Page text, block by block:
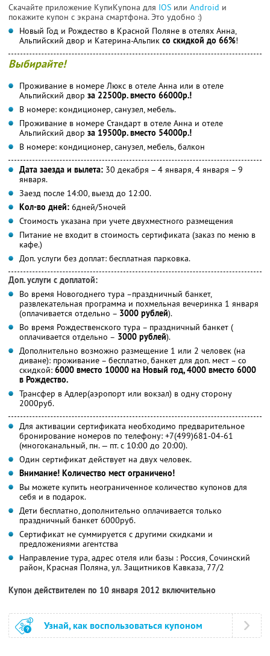
Скачайте приложение КупиКупона для IOS или Android и
покажите купон с экрана смартфона. Это удобно :)
Новый Год и Рождество в Красной Поляне в отелях Анна,
Альпийский двор и Катерина-Альпик со скидкой до 66%!
Выбирайте!
Проживание в номере Люкс в отеле Анна или в отеле
Альпийский двор за 22500р. вместо 66000р.!
В номере: кондиционер, санузел, мебель.
Проживание в номере Стандарт в отеле Анна и отеле
Альпийский двор за 19500р. вместо 54000р.!
В номере: кондиционер, санузел, мебель, балкон
Дата заезда и вылета: 30 декабря – 4 января, 4 января – 9
января.
Заезд после 14:00, выезд до 12:00.
Кол-во дней: 6дней/5ночей
Стоимость указана при учете двухместного размещения
Питание не входит в стоимость сертификата (заказ по меню в
кафе.)
Доп. услуги без доплат: бесплатная парковка.
Доп. услуги с доплатой:
Во время Новогоднего тура –праздничный банкет,
развлекательная программа и похмельная вечеринка 1 января
(оплачивается отдельно – 3000 рублей).
Во время Рождественского тура – праздничный банкет (
оплачивается отдельно – 3000 рублей).
Дополнительно возможно размещение 1 или 2 человек (на
диване): проживание – бесплатно, банкет для доп. мест – со
скидкой: 6000 вместо 10000 на Новый год, 4000 вместо 6000
в Рождество.
Трансфер в Адлер(аэропорт или вокзал) в одну сторону
2000руб.
Для активации сертификата необходимо предварительное
бронирование номеров по телефону: +7(499)681-04-61
(многоканальный, пн. — пт. с 10:00 до 20:00).
Один сертификат действует на двух человек.
Внимание! Количество мест ограничено!
Вы можете купить неограниченное количество купонов для
себя и в подарок.
Дети бесплатно, дополнительно оплачивается только
праздничный банкет 6000руб.
Сертификат не суммируется с другими скидками и
предложениями агентства
Направление тура, адрес отеля или базы : Россия, Сочинский
район, Красная Поляна, ул. Защитников Кавказа, 77/2
Купон действителен по 10 января 2012 включительно
Узнай, как воспользоваться купоном